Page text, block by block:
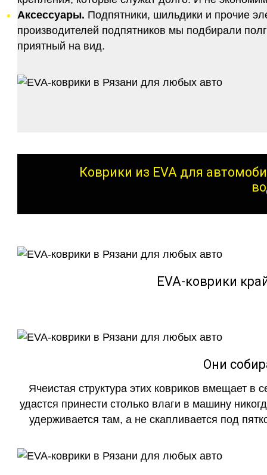
Аксессуары. Подпятники, шильдики и прочие
производителей подпятников мы подбирали
приятный на вид.
Коврики из EVA для
EVA-коврики
Они
Ячеистая структура этих ковриков вмещает в
удастся принести столько влаги в машину
удерживается там, а не скапливается под